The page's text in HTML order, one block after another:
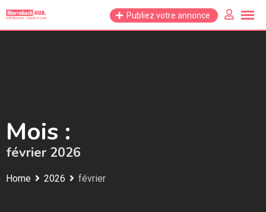
Skip
Publiez votre annonce
Mois :
février 2026
Home 2026 février